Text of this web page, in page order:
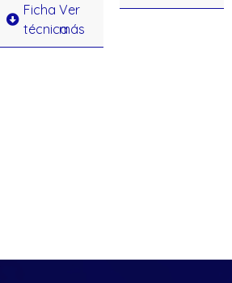
Ficha
técnica
Ver
más